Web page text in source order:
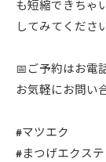
も短縮できちゃ
してみてくださ
📅ご予約はお電
お気軽にお問い
#マツエク
#まつげエクステ